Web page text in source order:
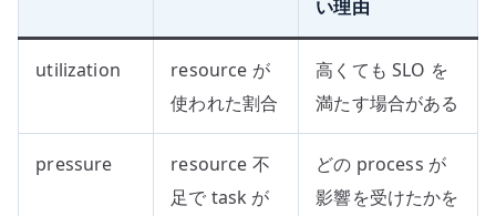
い理由
utilization
resource が
使われた割合
高くても SLO を
満たす場合がある
pressure
resource 不
足で task が
どの process が
影響を受けたかを